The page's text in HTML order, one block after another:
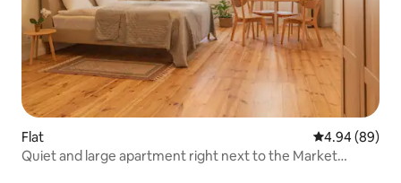
Flat 4.94 out of 5
4.94 (89)
Quiet and large apartment right next to the Market